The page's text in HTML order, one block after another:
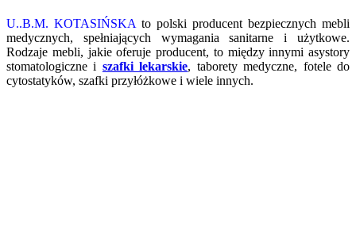
U..B.M. KOTASIŃSKA to polski producent bezpiecznych mebli
medycznych, spełniających wymagania sanitarne i użytkowe.
Rodzaje mebli, jakie oferuje producent, to między innymi asystory
stomatologiczne i szafki lekarskie, taborety medyczne, fotele do
cytostatyków, szafki przyłóżkowe i wiele innych.